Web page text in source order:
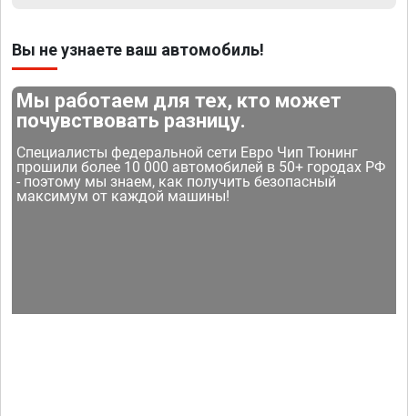
Вы не узнаете ваш автомобиль!
Мы работаем для тех, кто может
почувствовать разницу.
Специалисты федеральной сети Евро Чип Тюнинг
прошили более 10 000 автомобилей в 50+ городах РФ
- поэтому мы знаем, как получить безопасный
максимум от каждой машины!